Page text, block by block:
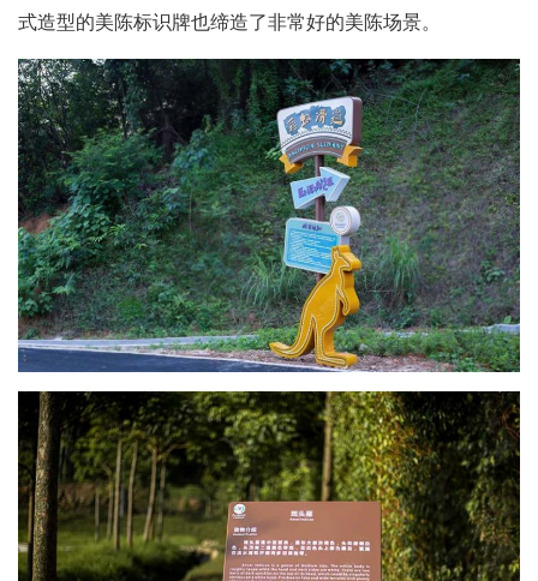
式造型的美陈标识牌也缔造了非常好的美陈场景。